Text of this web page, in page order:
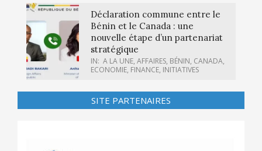
Déclaration commune entre le
Bénin et le Canada : une
nouvelle étape d’un partenariat
stratégique
IN: A LA UNE, AFFAIRES, BÉNIN, CANADA,
ECONOMIE, FINANCE, INITIATIVES
SITE PARTENAIRES